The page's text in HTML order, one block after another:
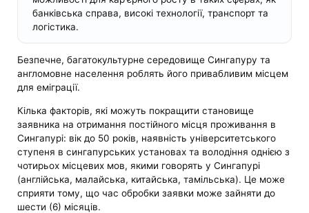
банківська справа, високі технології, транспорт та
логістика.
Безпечне, багатокультурне середовище Сингапуру та
англомовне населення роблять його привабливим місцем
для еміграції.
Кілька факторів, які можуть покращити становище
заявника на отримання постійного місця проживання в
Сингапурі: вік до 50 років, наявність університетського
ступеня в сингапурських установах та володіння однією з
чотирьох місцевих мов, якими говорять у Сингапурі
(англійська, малайська, китайська, тамільська). Це може
сприяти тому, що час обробки заявки може зайняти до
шести (6) місяців.